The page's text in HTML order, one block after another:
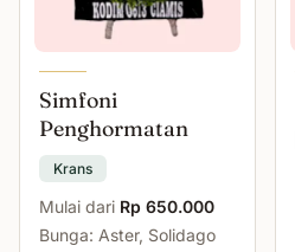
Simfoni
Penghormatan
Krans
Mulai dari Rp 650.000
Bunga: Aster, Solidago